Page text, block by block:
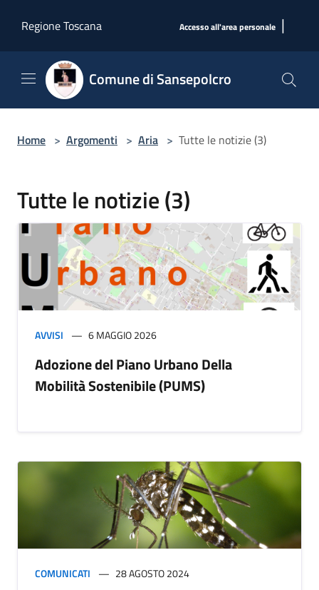
Regione Toscana
Accesso all'area personale |
Comune di Sansepolcro
Home > Argomenti > Aria > Tutte le notizie (3)
Tutte le notizie (3)
AVVISI 6 MAGGIO 2026
Adozione del Piano Urbano Della
Mobilità Sostenibile (PUMS)
COMUNICATI 28 AGOSTO 2024